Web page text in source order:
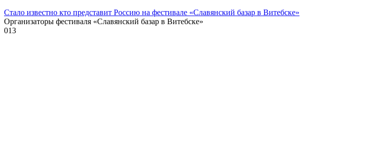
Стало известно кто представит Россию на фестивале «Славянский базар в Витебске»
Организаторы фестиваля «Славянский базар в Витебске»
013